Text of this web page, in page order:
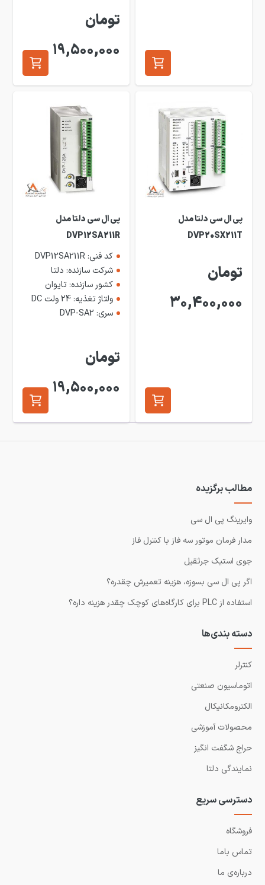
تومان
19,500,000
پی ال سی دلتا مدل
DVP20SX211T
تومان
30,400,000
پی ال سی دلتا مدل
DVP12SA211R
کد فنی: DVP12SA211R
شرکت سازنده: دلتا
کشور سازنده: تایوان
ولتاژ تغذیه: 24 ولت DC
سری: DVP-SA2
تومان
19,500,000
مطالب برگزیده
وایرینگ پی ال سی
مدار فرمان موتور سه فاز با کنترل فاز
جوی استیک جرثقیل
اگر پی ال سی بسوزه، هزینه تعمیرش چقدره؟
استفاده از PLC برای کارگاه‌های کوچک چقدر هزینه داره؟
دسته بندی‌ها
کنترلر
اتوماسیون صنعتی
الکترومکانیکال
محصولات آموزشی
حراج شگفت انگیز
نمایندگی دلتا
دسترسی سریع
فروشگاه
تماس باما
درباره‌ی ما